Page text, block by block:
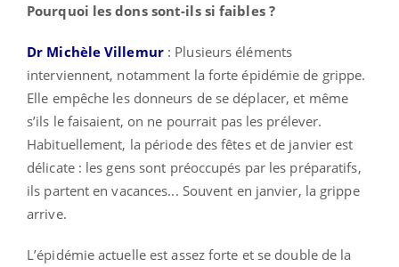
Pourquoi les dons sont-ils si faibles ?
Dr Michèle Villemur : Plusieurs éléments
interviennent, notamment la forte épidémie de grippe.
Elle empêche les donneurs de se déplacer, et même
s’ils le faisaient, on ne pourrait pas les prélever.
Habituellement, la période des fêtes et de janvier est
délicate : les gens sont préoccupés par les préparatifs,
ils partent en vacances... Souvent en janvier, la grippe
arrive.
L’épidémie actuelle est assez forte et se double de la